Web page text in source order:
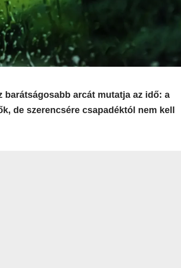
barátságosabb arcát mutatja az idő: a
de szerencsére csapadéktól nem kell